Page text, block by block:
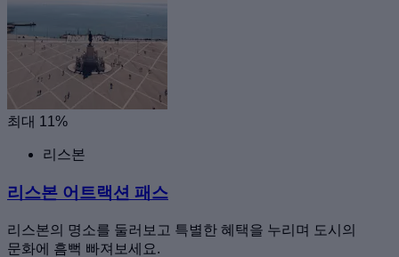
최대 11%
리스본
리스본 어트랙션 패스
리스본의 명소를 둘러보고 특별한 혜택을 누리며 도시의
문화에 흠뻑 빠져보세요.